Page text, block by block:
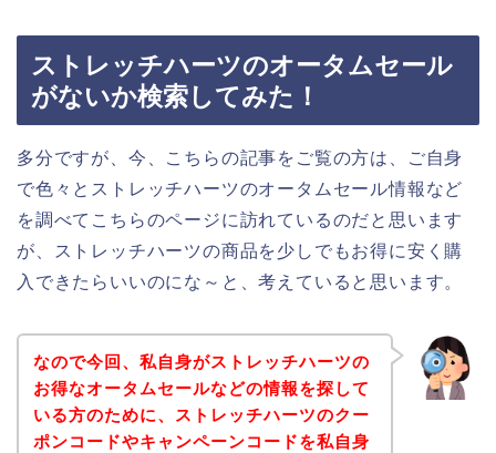
ストレッチハーツのオータムセール
がないか検索してみた！
多分ですが、今、こちらの記事をご覧の方は、ご自身
で色々とストレッチハーツのオータムセール情報など
を調べてこちらのページに訪れているのだと思います
が、ストレッチハーツの商品を少しでもお得に安く購
入できたらいいのにな～と、考えていると思います。
なので今回、私自身がストレッチハーツの
お得なオータムセールなどの情報を探して
いる方のために、ストレッチハーツのクー
ポンコードやキャンペーンコードを私自身